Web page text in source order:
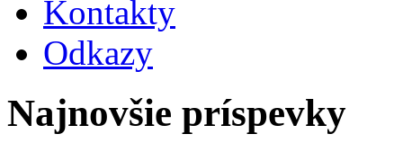
Kontakty
Odkazy
Najnovšie príspevky